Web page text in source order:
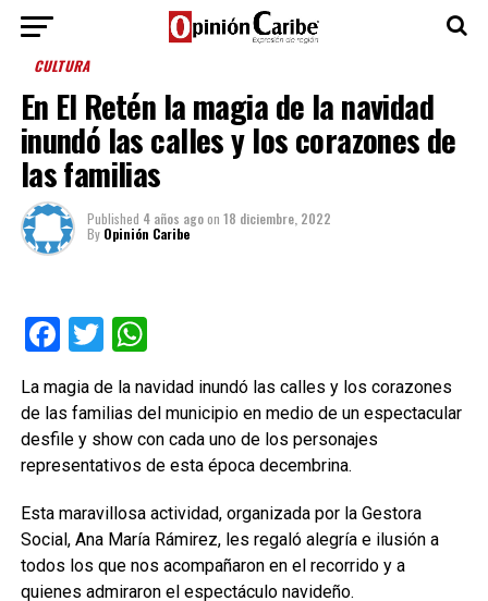
CULTURA
En El Retén la magia de la navidad
inundó las calles y los corazones de
las familias
Published 4 años agoon 18 diciembre, 2022
By Opinión Caribe
Facebook
TwitterWhatsApp
La magia de la navidad inundó las calles y los corazones
de las familias del municipio en medio de un espectacular
desfile y show con cada uno de los personajes
representativos de esta época decembrina.
Esta maravillosa actividad, organizada por la Gestora
Social, Ana María Rámirez, les regaló alegría e ilusión a
todos los que nos acompañaron en el recorrido y a
quienes admiraron el espectáculo navideño.